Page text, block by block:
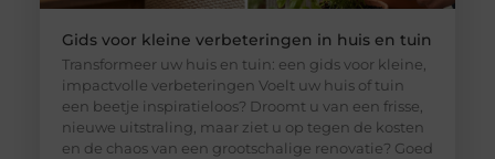
Gids voor kleine verbeteringen in huis en tuin
Transformeer uw huis en tuin: een gids voor kleine,
impactvolle verbeteringen Voelt uw huis of tuin
een beetje inspiratieloos? Droomt u van een frisse,
nieuwe uitstraling, maar ziet u op tegen de kosten
en de chaos van een grootschalige renovatie? Goed